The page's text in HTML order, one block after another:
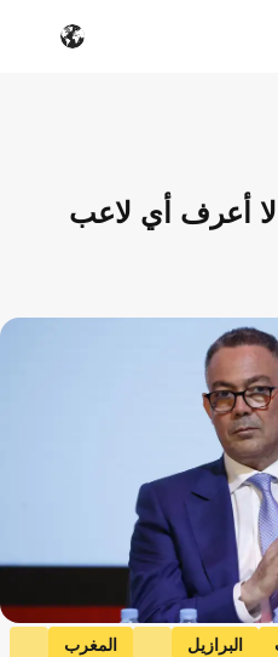
أعرف أي لاعب
البرازيل
المغرب